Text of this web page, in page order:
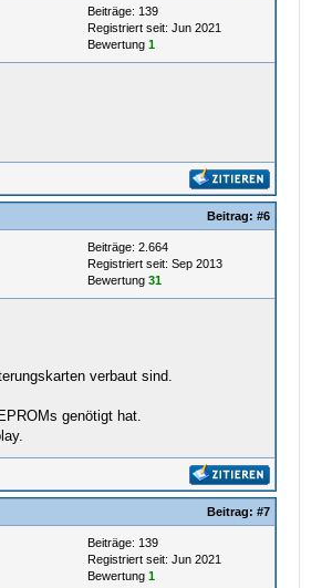
Beiträge: 139
Registriert seit: Jun 2021
Bewertung 1
Beitrag: #6
Beiträge: 2.664
Registriert seit: Sep 2013
Bewertung 31
verbaut sind.
genötigt hat.
Beitrag: #7
Beiträge: 139
Registriert seit: Jun 2021
Bewertung 1